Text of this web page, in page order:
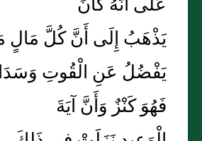
يَذْهَبُ إِلَى أَنَّ كُلَّ مَالٍ
يَفْضُلُ عَنِ الْقُوتِ
فَهُوَ كَنْزٌ وَأَنَّ آيَةَ